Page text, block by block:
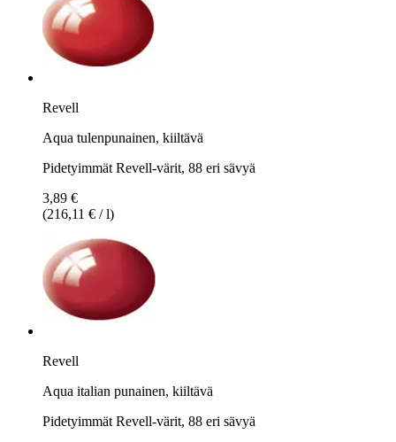
Revell
Aqua tulenpunainen, kiiltävä
Pidetyimmät Revell-värit, 88 eri sävyä
3,89 €
(216,11 € / l)
Revell
Aqua italian punainen, kiiltävä
Pidetyimmät Revell-värit, 88 eri sävyä